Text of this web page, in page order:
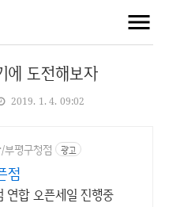
에 도전해보자
2019. 1. 4. 09:02
평구청점 광고
점
연합 오픈세일 진행중